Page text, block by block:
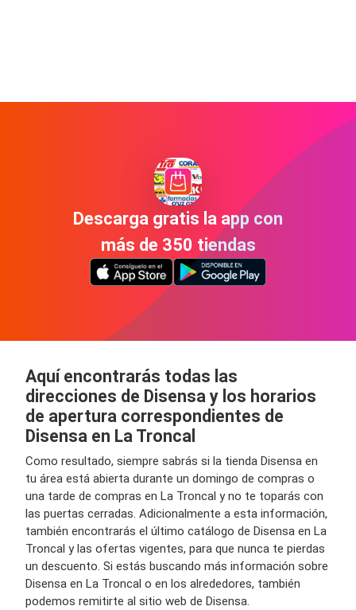
Descarga gratis la app con
más de 350 tiendas
Aquí encontrarás todas las
direcciones de Disensa y los horarios
de apertura correspondientes de
Disensa en La Troncal
Como resultado, siempre sabrás si la tienda Disensa en
tu área está abierta durante un domingo de compras o
una tarde de compras en La Troncal y no te toparás con
las puertas cerradas. Adicionalmente a esta información,
también encontrarás el último catálogo de Disensa en La
Troncal y las ofertas vigentes, para que nunca te pierdas
un descuento. Si estás buscando más información sobre
Disensa en La Troncal o en los alrededores, también
podemos remitirte al sitio web de Disensa.